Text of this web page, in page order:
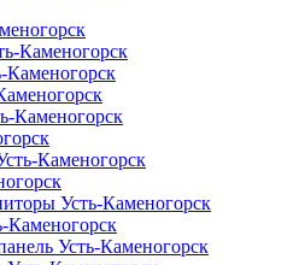
Каменогорск
Каменогорск
Каменогорск
Каменогорск
Усть-Каменогорск
Каменогорск
Усть-Каменогорск